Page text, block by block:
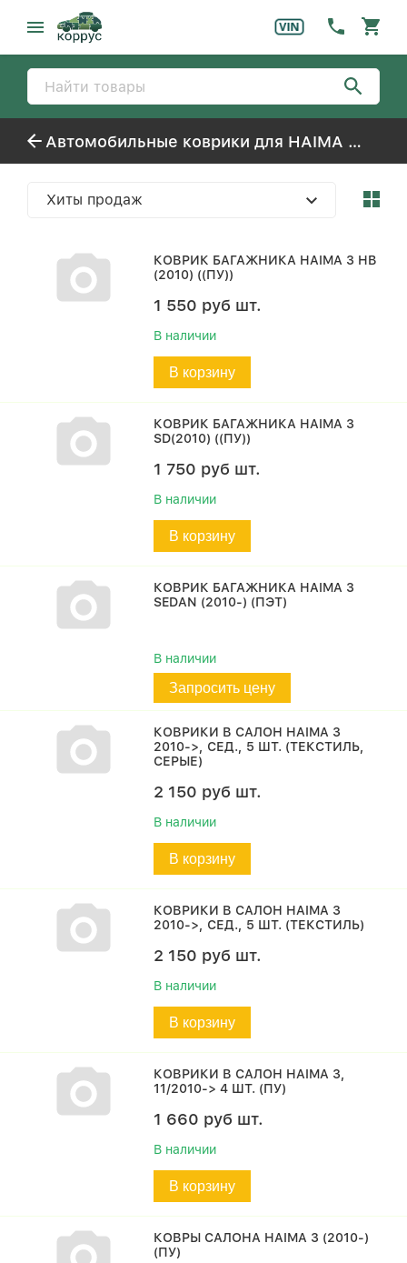
Автомобильные коврики для HAIMA HAIMA-3
Хиты продаж
КОВРИК БАГАЖНИКА HAIMA 3 HB
(2010) ((ПУ))
1 550 руб шт.
В наличии
В корзину
КОВРИК БАГАЖНИКА HAIMA 3
SD(2010) ((ПУ))
1 750 руб шт.
В наличии
В корзину
КОВРИК БАГАЖНИКА HAIMA 3
SEDAN (2010-) (ПЭТ)
В наличии
Запросить цену
КОВРИКИ В САЛОН HAIMA 3
2010->, СЕД., 5 ШТ. (ТЕКСТИЛЬ,
СЕРЫЕ)
2 150 руб шт.
В наличии
В корзину
КОВРИКИ В САЛОН HAIMA 3
2010->, СЕД., 5 ШТ. (ТЕКСТИЛЬ)
2 150 руб шт.
В наличии
В корзину
КОВРИКИ В САЛОН HAIMA 3,
11/2010-> 4 ШТ. (ПУ)
1 660 руб шт.
В наличии
В корзину
КОВРЫ САЛОНА HAIMA 3 (2010-)
(ПУ)